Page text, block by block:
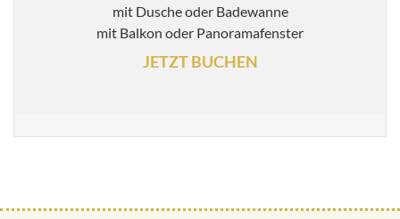
mit Dusche oder Badewanne
mit Balkon oder Panoramafenster
JETZT BUCHEN